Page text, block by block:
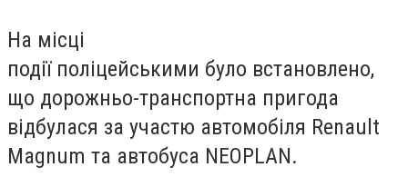
На місці
події поліцейськими було встановлено,
що дорожньо-транспортна пригода
відбулася за участю автомобіля Renault
Magnum та автобуса NEOPLAN.